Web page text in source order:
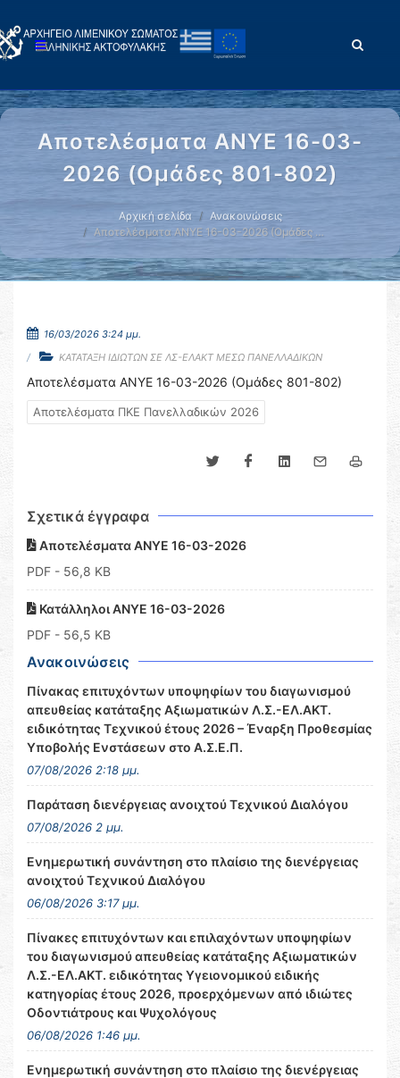
Αποτελέσματα ΑΝΥΕ 16-03-
2026 (Ομάδες 801-802)
Αρχική σελίδα
Ανακοινώσεις
Αποτελέσματα ΑΝΥΕ 16-03-2026 (Ομάδες …
16/03/2026 3:24 μμ.
ΚΑΤΑΤΑΞΗ ΙΔΙΩΤΩΝ ΣΕ ΛΣ-ΕΛΑΚΤ ΜΕΣΩ ΠΑΝΕΛΛΑΔΙΚΩΝ
Αποτελέσματα ΑΝΥΕ 16-03-2026 (Ομάδες 801-802)
Αποτελέσματα ΠΚΕ Πανελλαδικών 2026
Σχετικά έγγραφα
Αποτελέσματα ΑΝΥΕ 16-03-2026
PDF - 56,8 KB
Κατάλληλοι ΑΝΥΕ 16-03-2026
PDF - 56,5 KB
Ανακοινώσεις
Πίνακας επιτυχόντων υποψηφίων του διαγωνισμού
απευθείας κατάταξης Αξιωματικών Λ.Σ.-ΕΛ.ΑΚΤ.
ειδικότητας Τεχνικού έτους 2026 – Έναρξη Προθεσμίας
Υποβολής Ενστάσεων στο Α.Σ.Ε.Π.
07/08/2026 2:18 μμ.
Παράταση διενέργειας ανοιχτού Τεχνικού Διαλόγου
07/08/2026 2 μμ.
Ενημερωτική συνάντηση στο πλαίσιο της διενέργειας
ανοιχτού Τεχνικού Διαλόγου
06/08/2026 3:17 μμ.
Πίνακες επιτυχόντων και επιλαχόντων υποψηφίων
του διαγωνισμού απευθείας κατάταξης Αξιωματικών
Λ.Σ.-ΕΛ.ΑΚΤ. ειδικότητας Υγειονομικού ειδικής
κατηγορίας έτους 2026, προερχόμενων από ιδιώτες
Οδοντιάτρους και Ψυχολόγους
06/08/2026 1:46 μμ.
Ενημερωτική συνάντηση στο πλαίσιο της διενέργειας